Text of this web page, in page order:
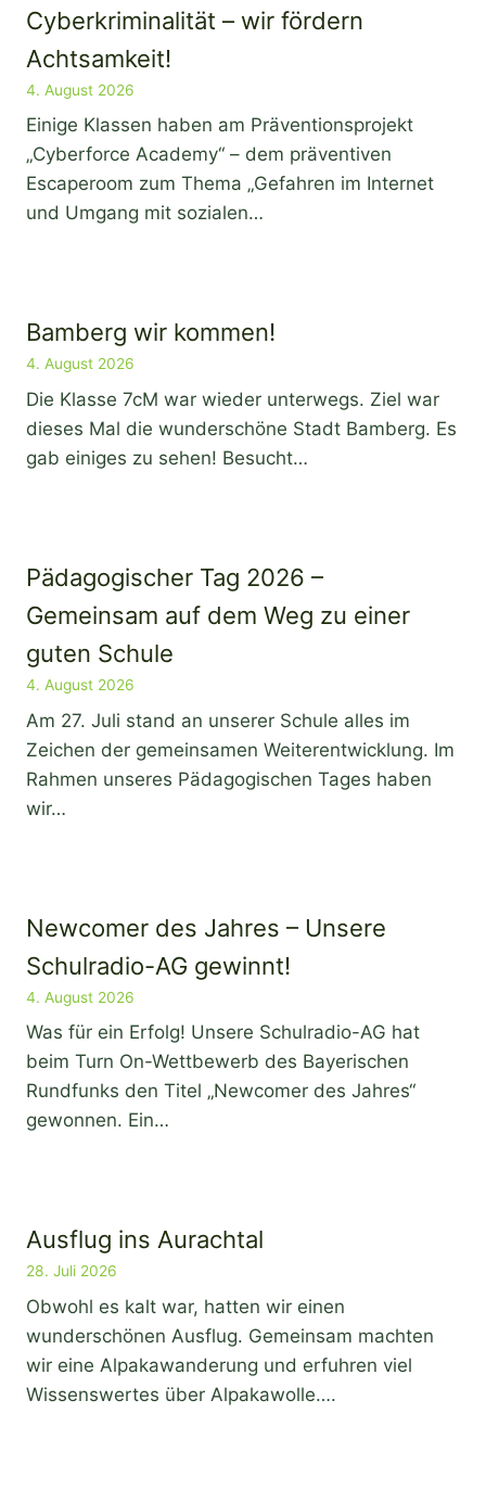
Cyberkriminalität – wir fördern
Achtsamkeit!
4. August 2026
Einige Klassen haben am Präventionsprojekt
„Cyberforce Academy“ – dem präventiven
Escaperoom zum Thema „Gefahren im Internet
und Umgang mit sozialen…
Bamberg wir kommen!
4. August 2026
Die Klasse 7cM war wieder unterwegs. Ziel war
dieses Mal die wunderschöne Stadt Bamberg. Es
gab einiges zu sehen! Besucht…
Pädagogischer Tag 2026 –
Gemeinsam auf dem Weg zu einer
guten Schule
4. August 2026
Am 27. Juli stand an unserer Schule alles im
Zeichen der gemeinsamen Weiterentwicklung. Im
Rahmen unseres Pädagogischen Tages haben
wir…
Newcomer des Jahres – Unsere
Schulradio-AG gewinnt!
4. August 2026
Was für ein Erfolg! Unsere Schulradio-AG hat
beim Turn On-Wettbewerb des Bayerischen
Rundfunks den Titel „Newcomer des Jahres“
gewonnen. Ein…
Ausflug ins Aurachtal
28. Juli 2026
Obwohl es kalt war, hatten wir einen
wunderschönen Ausflug. Gemeinsam machten
wir eine Alpakawanderung und erfuhren viel
Wissenswertes über Alpakawolle….